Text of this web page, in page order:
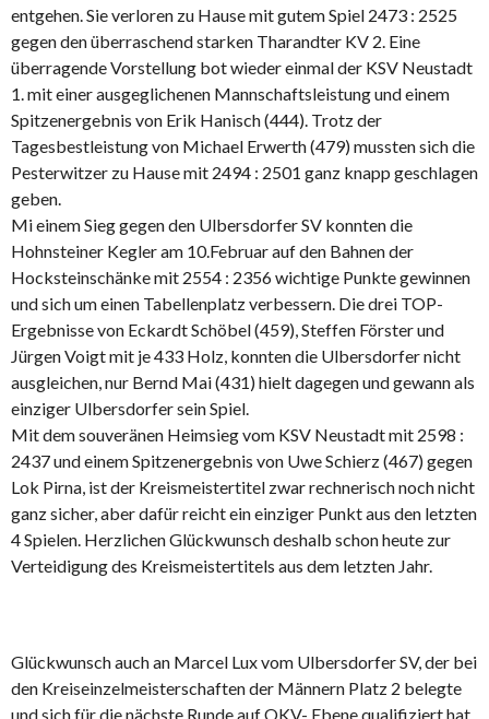
entgehen. Sie verloren zu Hause mit gutem Spiel 2473 : 2525
gegen den überraschend starken Tharandter KV 2. Eine
überragende Vorstellung bot wieder einmal der KSV Neustadt
1. mit einer ausgeglichenen Mannschaftsleistung und einem
Spitzenergebnis von Erik Hanisch (444). Trotz der
Tagesbestleistung von Michael Erwerth (479) mussten sich die
Pesterwitzer zu Hause mit 2494 : 2501 ganz knapp geschlagen
geben.
Mi einem Sieg gegen den Ulbersdorfer SV konnten die
Hohnsteiner Kegler am 10.Februar auf den Bahnen der
Hocksteinschänke mit 2554 : 2356 wichtige Punkte gewinnen
und sich um einen Tabellenplatz verbessern. Die drei TOP-
Ergebnisse von Eckardt Schöbel (459), Steffen Förster und
Jürgen Voigt mit je 433 Holz, konnten die Ulbersdorfer nicht
ausgleichen, nur Bernd Mai (431) hielt dagegen und gewann als
einziger Ulbersdorfer sein Spiel.
Mit dem souveränen Heimsieg vom KSV Neustadt mit 2598 :
2437 und einem Spitzenergebnis von Uwe Schierz (467) gegen
Lok Pirna, ist der Kreismeistertitel zwar rechnerisch noch nicht
ganz sicher, aber dafür reicht ein einziger Punkt aus den letzten
4 Spielen. Herzlichen Glückwunsch deshalb schon heute zur
Verteidigung des Kreismeistertitels aus dem letzten Jahr.
Glückwunsch auch an Marcel Lux vom Ulbersdorfer SV, der bei
den Kreiseinzelmeisterschaften der Männern Platz 2 belegte
und sich für die nächste Runde auf OKV- Ebene qualifiziert hat,